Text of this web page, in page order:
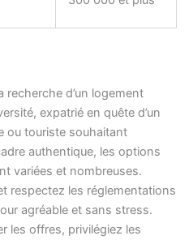
recherche d’un logement
expatrié en quête d’un
ou touriste souhaitant
authentique, les options
variées et nombreuses.
respectez les réglementations
agréable et sans stress.
les offres, privilégiez les